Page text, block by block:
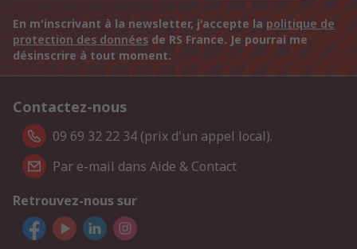
En m'inscrivant à la newsletter, j'accepte la politique de
protection des données de RS France. Je pourrai me
désinscrire à tout moment.
Contactez-nous
09 69 32 22 34 (prix d'un appel local).
Par e-mail dans Aide & Contact
Retrouvez-nous sur